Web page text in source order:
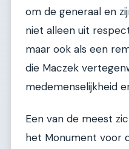
om de generaal en
niet alleen uit
maar ook als een
die Maczek
medemenselijkheid
Een van de meest
het Monument voor